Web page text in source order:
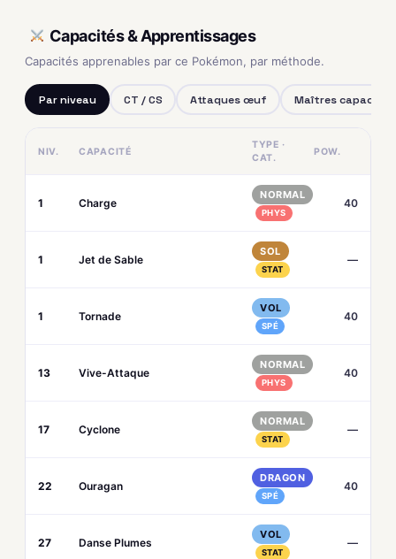
Capacités & Apprentissages
Capacités apprenables par ce Pokémon, par méthode.
Par niveau CT / CS Attaques œuf Maîtres capacités
NIV. CAPACITÉ
TYPE ·
CAT.
POW.
1 Charge
NORMAL
PHYS
40
1 Jet de Sable
SOL
STAT
—
1 Tornade
VOL
SPÉ
40
13 Vive-Attaque
NORMAL
PHYS
40
17 Cyclone
NORMAL
STAT
—
22 Ouragan
DRAGON
SPÉ
40
27 Danse Plumes
VOL
STAT
—